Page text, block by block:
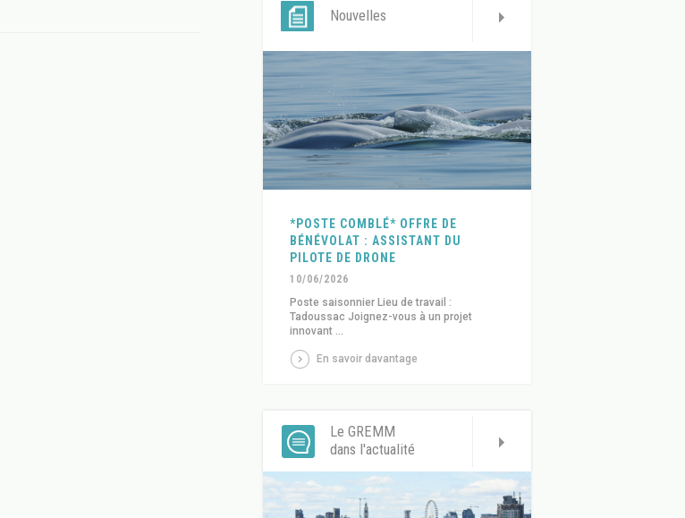
Nouvelles
*POSTE COMBLÉ* OFFRE DE
BÉNÉVOLAT : ASSISTANT DU
PILOTE DE DRONE
10/06/2026
Poste saisonnier Lieu de travail :
Tadoussac Joignez-vous à un projet
innovant ...
En savoir davantage
Le GREMM
dans l'actualité